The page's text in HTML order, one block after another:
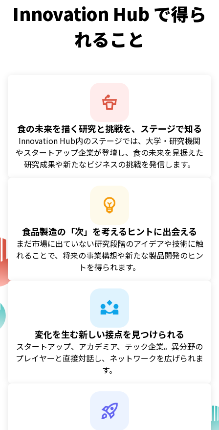
Innovation Hub で得ら
れること
食の未来を描く研究と挑戦を、ステージで知る
Innovation Hub内のステージでは、大学・研究機関
やスタートアップ企業が登壇し、食の未来を見据えた
研究成果や新たなビジネスの挑戦を発信します。
食品製造の「次」を考えるヒントに出会える
まだ市場に出ていない研究段階のアイデアや技術に触
れることで、将来の事業構想や新たな製品開発のヒン
トを得られます。
変化を生む新しい接点を見つけられる
スタートアップ、アカデミア、テック企業。異分野の
プレイヤーと直接対話し、ネットワークを広げられま
す。